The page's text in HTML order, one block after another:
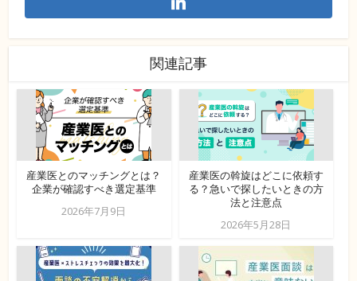
関連記事
産業医とのマッチングとは？
企業が確認すべき選定基準
2026年7月9日
産業医の斡旋はどこに依頼す
る？急いで探したいときの方
法と注意点
2026年5月28日